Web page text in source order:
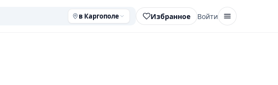
в Каргополе Избранное Войти